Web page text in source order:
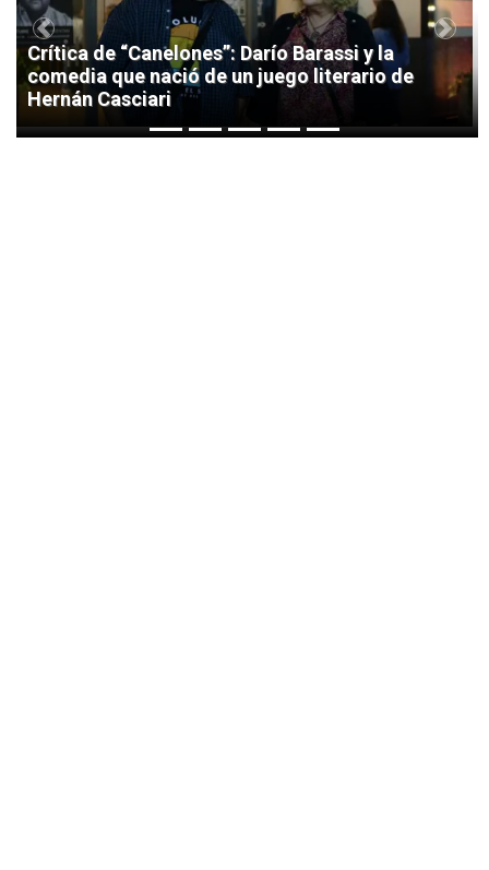
Crítica de “Canelones”: Darío Barassi y la
comedia que nació de un juego literario de
Hernán Casciari
Previous Next